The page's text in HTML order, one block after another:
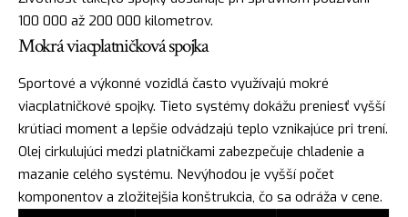
100 000 až 200 000 kilometrov.
Mokrá viacplatničková spojka
Sportové a výkonné vozidlá často využívajú mokré
viacplatničkové spojky. Tieto systémy dokážu preniesť vyšší
krútiaci moment a lepšie odvádzajú teplo vznikajúce pri trení.
Olej cirkulujúci medzi platničkami zabezpečuje chladenie a
mazanie celého systému. Nevýhodou je vyšší počet
komponentov a zložitejšia konštrukcia, čo sa odráža v cene.